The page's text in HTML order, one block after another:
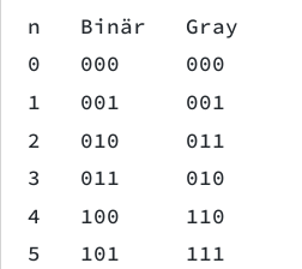
n   Binär   Gray
0   000     000
1   001     001
2   010     011
3   011     010
4   100     110
5   101     111